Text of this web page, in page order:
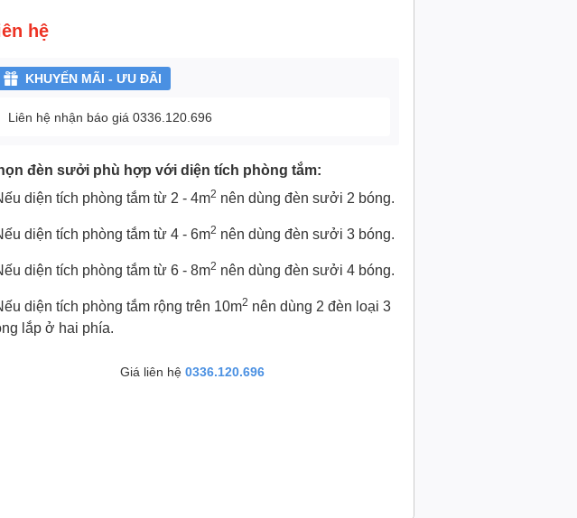
hệ
KHUYẾN MÃI - ƯU ĐÃI
Liên hệ nhận báo giá 0336.120.696
đèn sưởi phù hợp với diện tích phòng tắm:
diện tích phòng tắm từ 2 - 4m2 nên dùng đèn sưởi 2 bóng.
diện tích phòng tắm từ 4 - 6m2 nên dùng đèn sưởi 3 bóng.
diện tích phòng tắm từ 6 - 8m2 nên dùng đèn sưởi 4 bóng.
diện tích phòng tắm rộng trên 10m2 nên dùng 2 đèn loại 3
lắp ở hai phía.
Giá liên hệ 0336.120.696